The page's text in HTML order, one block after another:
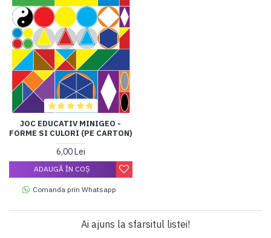
JOC EDUCATIV MINIGEO -
FORME SI CULORI (PE CARTON)
6,00 Lei
ADAUGĂ ÎN COŞ
Comanda prin Whatsapp
Ai ajuns la sfarsitul listei!